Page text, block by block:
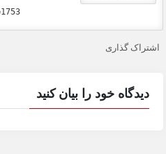
اشتراک گذاری
دیدگاه خود را بیان کنید